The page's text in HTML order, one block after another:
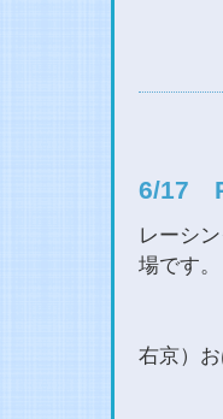
6/17
レーシ
場です。
右京）